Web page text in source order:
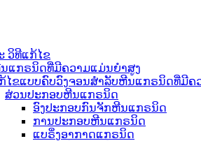
ວິທີແກ້ໄຂ
ແກຣນິດທີ່ມີຄວາມແມ່ນຍຳສູງ
ໄຂແບບຄົບວົງຈອນສຳລັບຫີນແກຣນິດທີ່ມີຄ
ສ່ວນປະກອບຫີນແກຣນິດ
ອົງປະກອບກົນຈັກຫີນແກຣນິດ
ການປະກອບຫີນແກຣນິດ
ແບຣິ່ງອາກາດແກຣນິດ